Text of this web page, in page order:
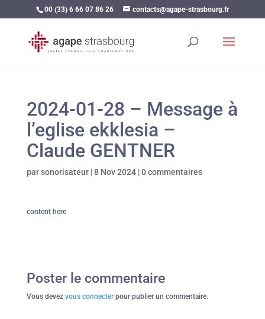
00 (33) 6 66 07 86 26 contacts@agape-strasbourg.fr
2024-01-28 – Message à
l’eglise ekklesia –
Claude GENTNER
parsonorisateur|8 Nov 2024|0 commentaires
content here
Poster le commentaire
Vous devez vous connecterpour publier un commentaire.